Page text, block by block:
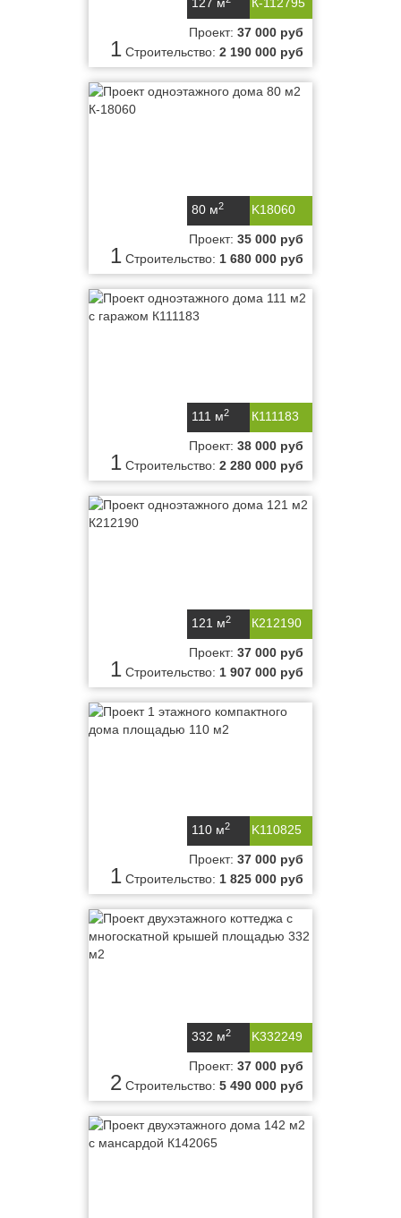
1
Проект: 37 000 руб
Строительство: 2 190 000 руб
K18060
80 м2
1
Проект: 35 000 руб
Строительство: 1 680 000 руб
К111183
111 м2
1
Проект: 38 000 руб
Строительство: 2 280 000 руб
К212190
121 м2
1
Проект: 37 000 руб
Строительство: 1 907 000 руб
K110825
110 м2
1
Проект: 37 000 руб
Строительство: 1 825 000 руб
K332249
332 м2
2
Проект: 37 000 руб
Строительство: 5 490 000 руб